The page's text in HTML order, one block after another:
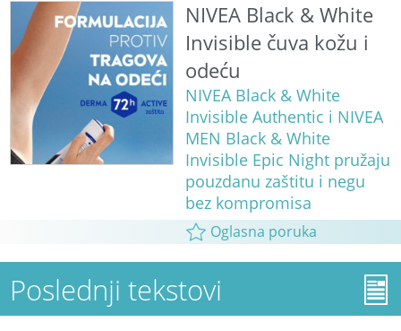
NIVEA Black & White
Invisible čuva kožu i
odeću
NIVEA Black & White
Invisible Authentic i NIVEA
MEN Black & White
Invisible Epic Night pružaju
pouzdanu zaštitu i negu
bez kompromisa
Oglasna poruka
Poslednji tekstovi